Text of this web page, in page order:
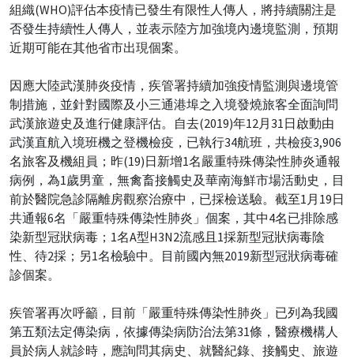
組織(WHO)評估本疫情已發生有限性人傳人，將持續關注是
否發生持續性人傳人，並表示陸方加強境內邊境監測，預期
近期可能在其他省市出現個案。
因應大陸武漢肺炎疫情，疾管署持續加強疫情監測與邊境管
制措施，並針對國際及小三通港埠之入境發燒旅客全面詢問
武漢旅遊史及進行健康評估。自去(2019)年12月31日啟動由
武漢直航入境班機之登機檢疫，已執行34航班，共檢疫3,906
名旅客及機組員；昨(19)日新增1名嚴重特殊傳染性肺炎通報
病例，為1歲男童，無禽畜接觸史及華南海鮮市場活動史，目
前於醫院急診隔離房觀察治療中，已採檢送驗。截至1月19日
共通報6名「嚴重特殊傳染性肺炎」個案，其中4名已排除感
染新型冠狀病毒；1名A型H3N2流感且1採新型冠狀病毒陰
性、待2採；另1名檢驗中。目前國內無2019新型冠狀病毒確
診個案。
疾管署再次呼籲，目前「嚴重特殊傳染性肺炎」已列為我國
第五類法定傳染病，依據傳染病防治法第31條，醫療機構人
員於病人就診時，應詢問其病史、就醫紀錄、接觸史、旅遊